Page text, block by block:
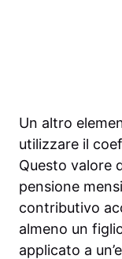
Un altro
utilizzare il
Questo valore
pensione
contributivo
almeno un
applicato a